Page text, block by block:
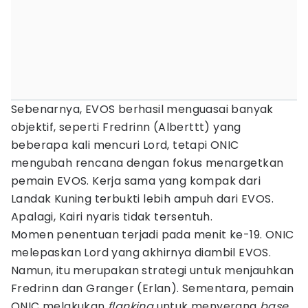
Sebenarnya, EVOS berhasil menguasai banyak
objektif, seperti Fredrinn (Alberttt) yang
beberapa kali mencuri Lord, tetapi ONIC
mengubah rencana dengan fokus menargetkan
pemain EVOS. Kerja sama yang kompak dari
Landak Kuning terbukti lebih ampuh dari EVOS.
Apalagi, Kairi nyaris tidak tersentuh.
Momen penentuan terjadi pada menit ke-19. ONIC
melepaskan Lord yang akhirnya diambil EVOS.
Namun, itu merupakan strategi untuk menjauhkan
Fredrinn dan Granger (Erlan). Sementara, pemain